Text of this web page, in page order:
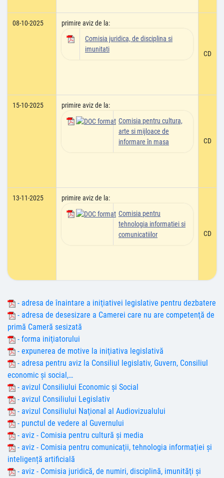
08-10-2025
primire aviz de la:
Comisia juridica, de disciplina si
imunitati
CD
15-10-2025
primire aviz de la:
Comisia pentru cultura,
arte si mijloace de
informare în masa
CD
13-11-2025
primire aviz de la:
Comisia pentru
tehnologia informatiei si
comunicatiilor
CD
- adresa de înaintare a iniţiativei legislative pentru dezbatere
- adresa de desesizare a Camerei care nu are competenţă de
primă Cameră sesizată
- forma iniţiatorului
- expunerea de motive la iniţiativa legislativă
- adresa pentru aviz la Consiliul legislativ, Guvern, Consiliul
economic şi social,…
- avizul Consiliului Economic şi Social
- avizul Consiliului Legislativ
- avizul Consiliului Naţional al Audiovizualului
- punctul de vedere al Guvernului
- aviz - Comisia pentru cultură și media
- aviz - Comisia pentru comunicaţii, tehnologia informaţiei și
inteligență artificială
- aviz - Comisia juridică, de numiri, disciplină, imunităţi şi